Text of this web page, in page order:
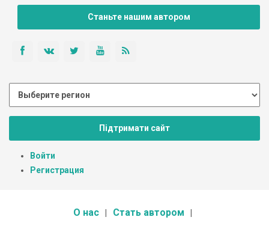
Станьте нашим автором
Підтримати сайт
Войти
Регистрация
О нас Стать автором